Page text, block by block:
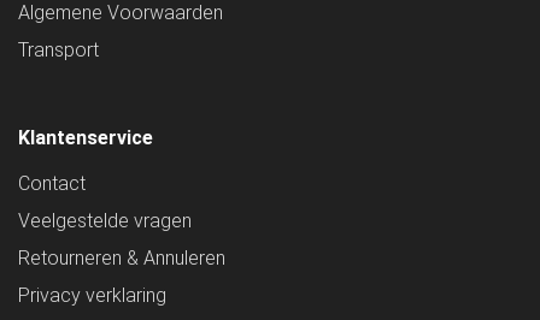
Algemene Voorwaarden
Transport
Klantenservice
Contact
Veelgestelde vragen
Retourneren & Annuleren
Privacy verklaring